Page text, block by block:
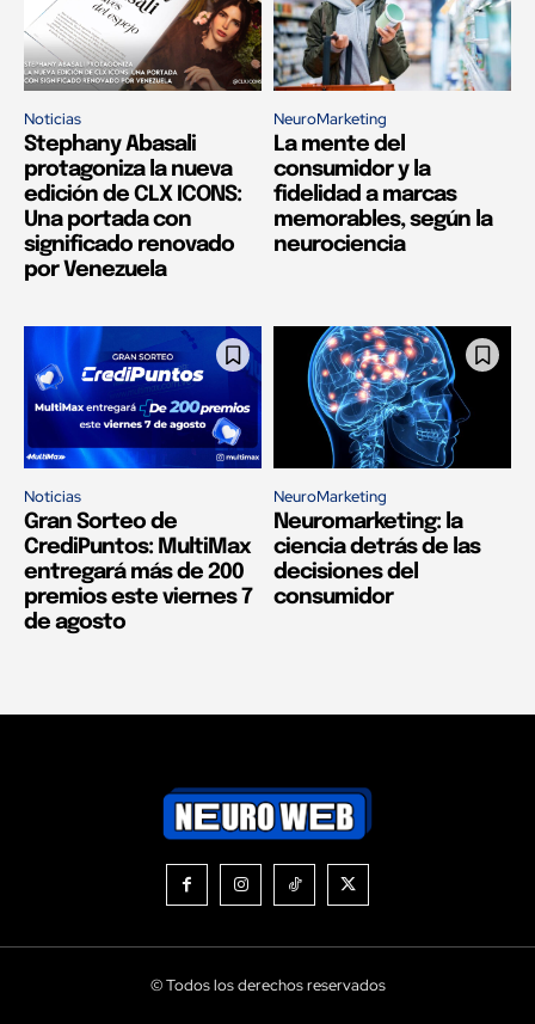
Noticias
Stephany Abasali
protagoniza la nueva
edición de CLX ICONS:
Una portada con
significado renovado
por Venezuela
NeuroMarketing
La mente del
consumidor y la
fidelidad a marcas
memorables, según la
neurociencia
Noticias
Gran Sorteo de
CrediPuntos: MultiMax
entregará más de 200
premios este viernes 7
de agosto
NeuroMarketing
Neuromarketing: la
ciencia detrás de las
decisiones del
consumidor
© Todos los derechos reservados